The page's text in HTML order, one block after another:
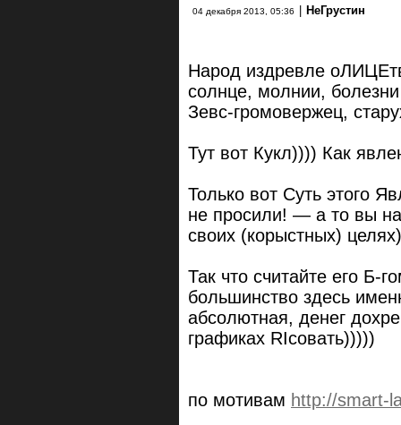
04 декабря 2013, 05:36 | НеГрустин
Народ издревле
солнце, молнии,
Зевс-громовержец,
Тут вот Кукл)))) Как
Только вот Суть этого
не просили! — а то вы
своих (корыстных)
Так что считайте его Б-
большинство здесь
абсолютная, денег
графиках RIсовать)))))
по мотивам http://smart-